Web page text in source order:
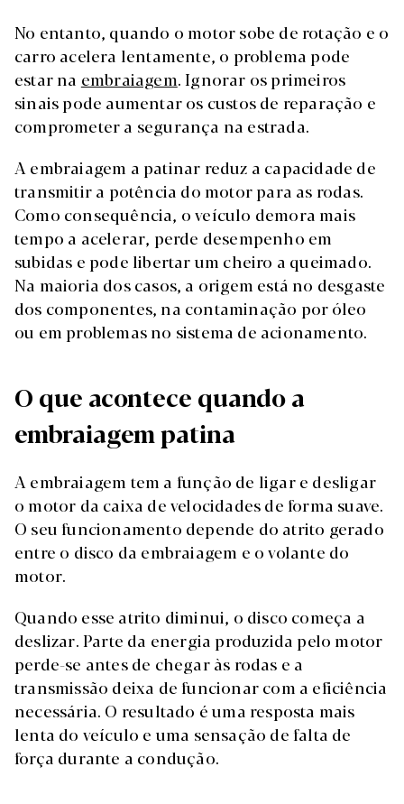
No entanto, quando o motor sobe de rotação e o
carro acelera lentamente, o problema pode
estar na embraiagem. Ignorar os primeiros
sinais pode aumentar os custos de reparação e
comprometer a segurança na estrada.
A embraiagem a patinar reduz a capacidade de
transmitir a potência do motor para as rodas.
Como consequência, o veículo demora mais
tempo a acelerar, perde desempenho em
subidas e pode libertar um cheiro a queimado.
Na maioria dos casos, a origem está no desgaste
dos componentes, na contaminação por óleo
ou em problemas no sistema de acionamento.
O que acontece quando a
embraiagem patina
A embraiagem tem a função de ligar e desligar
o motor da caixa de velocidades de forma suave.
O seu funcionamento depende do atrito gerado
entre o disco da embraiagem e o volante do
motor.
Quando esse atrito diminui, o disco começa a
deslizar. Parte da energia produzida pelo motor
perde-se antes de chegar às rodas e a
transmissão deixa de funcionar com a eficiência
necessária. O resultado é uma resposta mais
lenta do veículo e uma sensação de falta de
força durante a condução.